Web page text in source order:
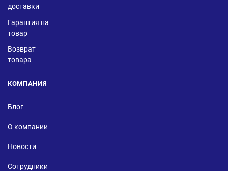
доставки
Гарантия на
товар
Возврат
товара
КОМПАНИЯ
Блог
О компании
Новости
Сотрудники